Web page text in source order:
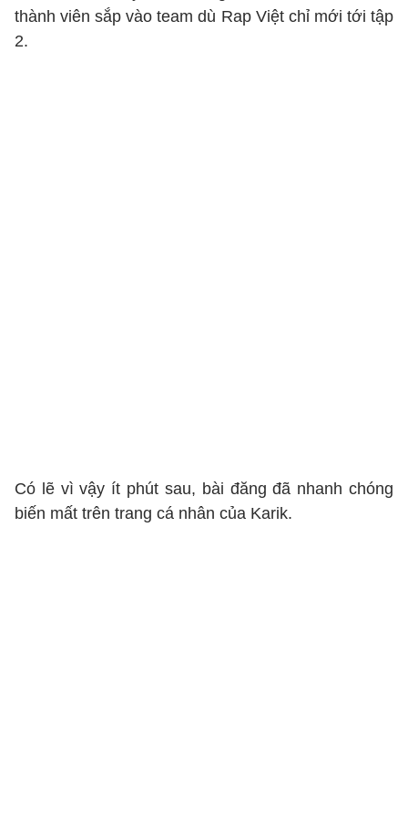
thành viên sắp vào team dù Rap Việt chỉ mới tới tập
2.
Có lẽ vì vậy ít phút sau, bài đăng đã nhanh chóng
biến mất trên trang cá nhân của Karik.